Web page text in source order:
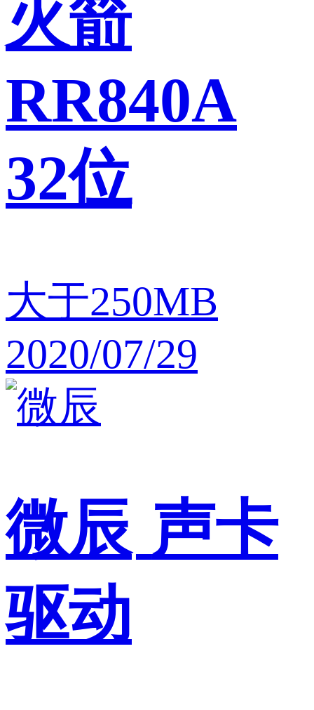
火箭
RR840A
32位
大于250MB
2020/07/29
微辰 声卡
驱动